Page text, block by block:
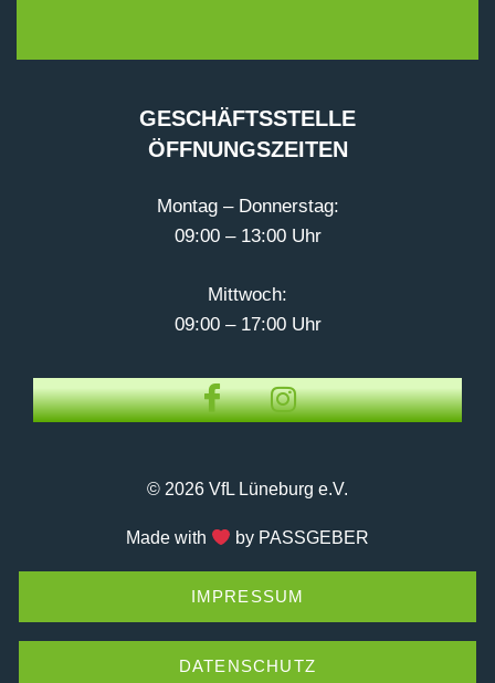
GESCHÄFTSSTELLE
ÖFFNUNGSZEITEN
Montag – Donnerstag:
09:00 – 13:00 Uhr
Mittwoch:
09:00 – 17:00 Uhr
© 2026 VfL Lüneburg e.V.
Made with by PASSGEBER
IMPRESSUM
DATENSCHUTZ